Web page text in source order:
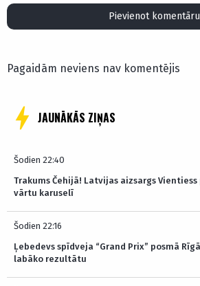
Pievienot komentāru
Pagaidām neviens nav komentējis
JAUNĀKĀS ZIŅAS
Šodien 22:40
Trakums Čehijā! Latvijas aizsargs
vārtu karuselī
Šodien 22:16
Ļebedevs spīdveja “Grand Prix” posmā
labāko rezultātu